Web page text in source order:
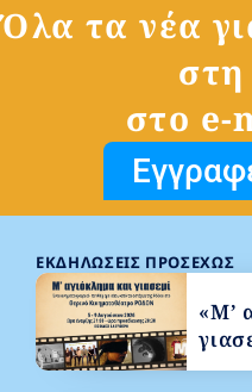
Όλα τα νέα
στο e-
ΕΚΔΗΛΏΣΕΙΣ ΠΡΟΣΕΧΏΣ
«Μ’